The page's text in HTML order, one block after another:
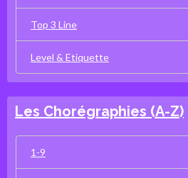
Top 3 Line
Level & Etiquette
Les Chorégraphies (A-Z)
1-9